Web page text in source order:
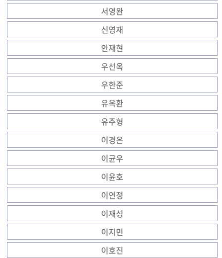
서영완
신영재
안재현
우선옥
우한준
유옥환
유주형
이경은
이균우
이윤호
이연정
이재성
이지민
이호진